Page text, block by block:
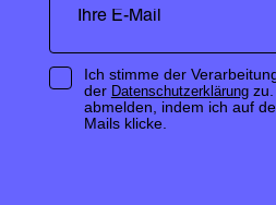
Ich stimme der
der Datenschutzerklärungzu.
abmelden, indem ich auf
Mails klicke.